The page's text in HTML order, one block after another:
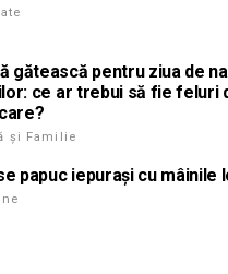
gătească pentru ziua de
ce ar trebui să fie feluri
și Familie
papuc iepurași cu mâinile